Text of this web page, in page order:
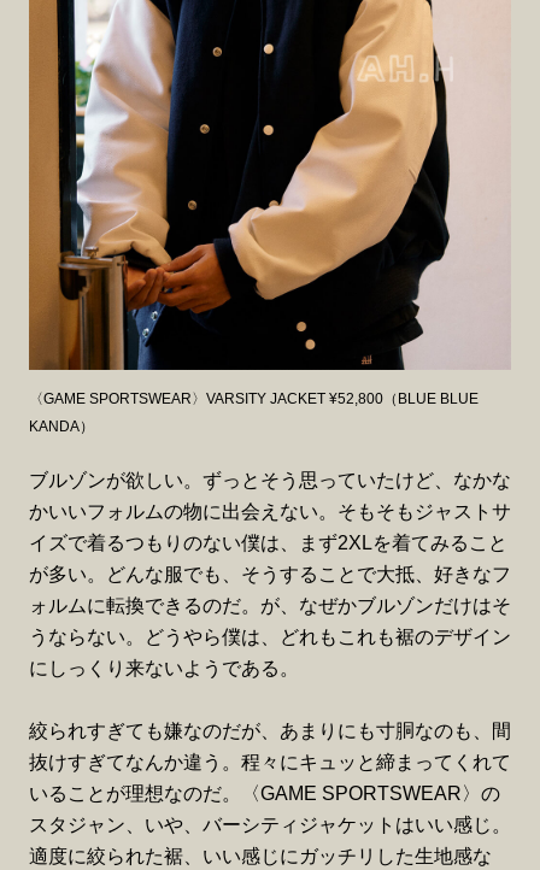
〈GAME SPORTSWEAR〉VARSITY JACKET ¥52,800（BLUE BLUE
KANDA）
ブルゾンが欲しい。ずっとそう思っていたけど、なかな
かいいフォルムの物に出会えない。そもそもジャストサ
イズで着るつもりのない僕は、まず2XLを着てみること
が多い。どんな服でも、そうすることで大抵、好きなフ
ォルムに転換できるのだ。が、なぜかブルゾンだけはそ
うならない。どうやら僕は、どれもこれも裾のデザイン
にしっくり来ないようである。
絞られすぎても嫌なのだが、あまりにも寸胴なのも、間
抜けすぎてなんか違う。程々にキュッと締まってくれて
いることが理想なのだ。〈GAME SPORTSWEAR〉の
スタジャン、いや、バーシティジャケットはいい感じ。
適度に絞られた裾、いい感じにガッチリした生地感な